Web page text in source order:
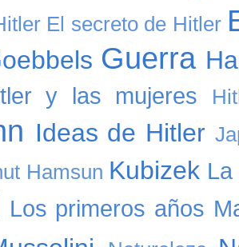
El secreto de Hitler
Guerra
y las mujeres
Ideas de Hitler
Hamsun Kubizek
Los primeros años